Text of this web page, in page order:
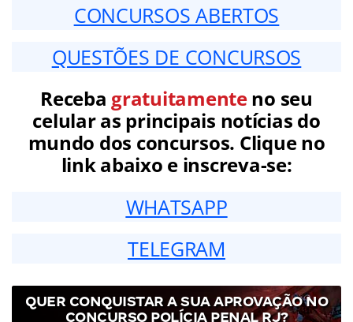
CONCURSOS ABERTOS
QUESTÕES DE CONCURSOS
Receba gratuitamenteno seu
celular as principais notícias do
mundo dos concursos. Clique no
link abaixo e inscreva-se:
WHATSAPP
TELEGRAM
QUER CONQUISTAR A SUA APROVAÇÃO NO
CONCURSO POLÍCIA PENAL RJ?